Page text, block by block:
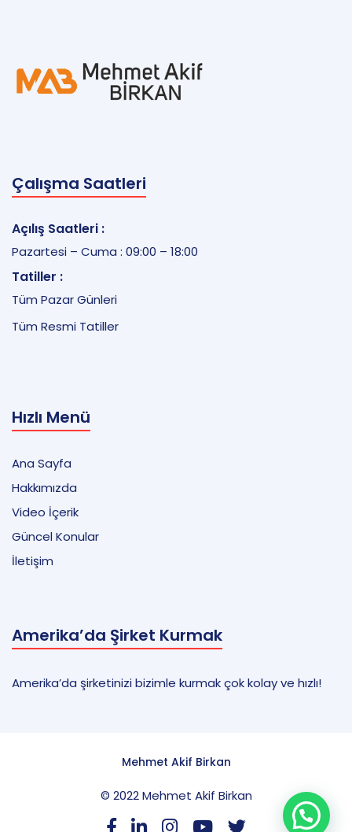
Çalışma Saatleri
Açılış Saatleri :
Pazartesi – Cuma : 09:00 – 18:00
Tatiller :
Tüm Pazar Günleri
Tüm Resmi Tatiller
Hızlı Menü
Ana Sayfa
Hakkımızda
Video İçerik
Güncel Konular
İletişim
Amerika’da Şirket Kurmak
Amerika’da şirketinizi bizimle kurmak çok kolay ve hızlı!
Mehmet Akif Birkan
© 2022 Mehmet Akif Birkan